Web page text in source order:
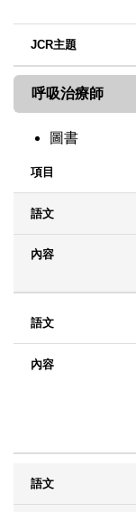
呼吸治療師
圖書
項目